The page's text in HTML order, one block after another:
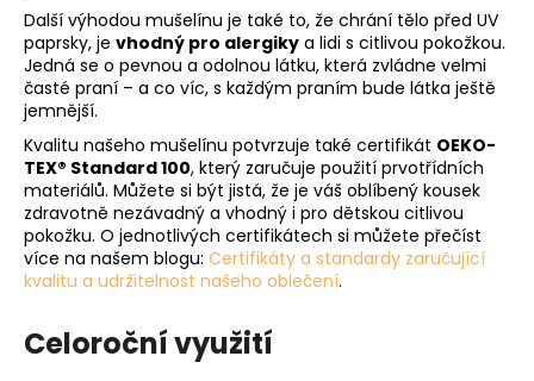
Další výhodou mušelínu je také to, že chrání tělo před UV
paprsky, je vhodný pro alergiky a lidi s citlivou pokožkou.
Jedná se o pevnou a odolnou látku, která zvládne velmi
časté praní – a co víc, s každým praním bude látka ještě
jemnější.
Kvalitu našeho mušelínu potvrzuje také certifikát OEKO-
TEX® Standard 100, který zaručuje použití prvotřídních
materiálů. Můžete si být jistá, že je váš oblíbený kousek
zdravotně nezávadný a vhodný i pro dětskou citlivou
pokožku. O jednotlivých certifikátech si můžete přečíst
více na našem blogu: Certifikáty a standardy zaručující
kvalitu a udržitelnost našeho oblečení.
Celoroční využití